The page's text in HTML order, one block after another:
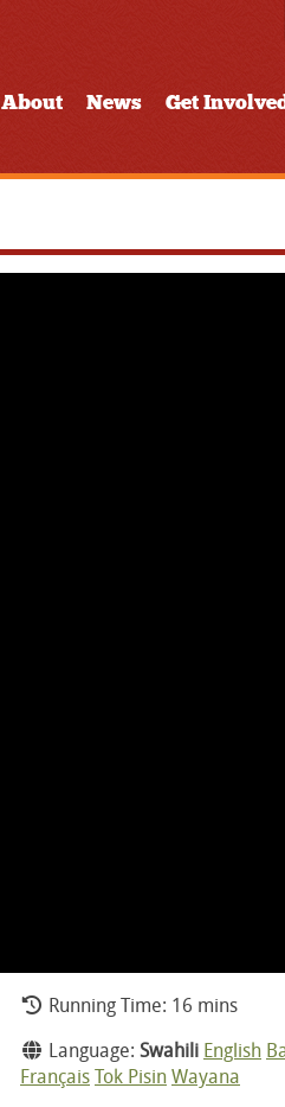
About News Get
Running Time: 16 mins
Language: Swahili English
FrançaisTok PisinWayana